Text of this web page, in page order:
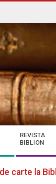
REVISTA
BIBLION
carte la